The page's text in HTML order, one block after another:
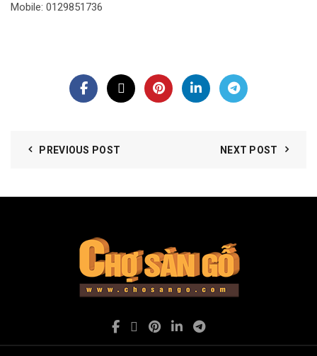
Mobile: 0129851736
PREVIOUS POST NEXT POST